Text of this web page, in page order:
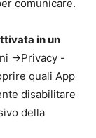
comunicare.
in un
->Privacy -
quali App
disabilitare
della